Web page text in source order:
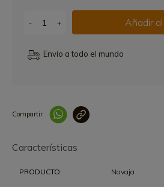
- + Añadir
Envío a todo el mundo
Compartir
Características
PRODUCTO: Navaja